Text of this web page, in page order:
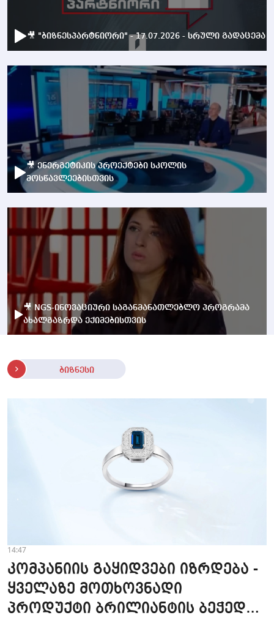
🎥 "ბიზნესპარტნიორი" - 17.07.2026 - სრული გადაცემა
🎥 ენერგეტიკის პროექტები სკოლის
მოსწავლეებისთვის
🎥 NGS-ინოვაციური საგანმანათლებლო პროგრამა
ახალგაზრდა ექიმებისთვის
ბიზნესი
14:47
კომპანიის გაყიდვები იზრდება -
ყველაზე მოთხოვნადი
პროდუქტი ბრილიანტის ბეჭედია